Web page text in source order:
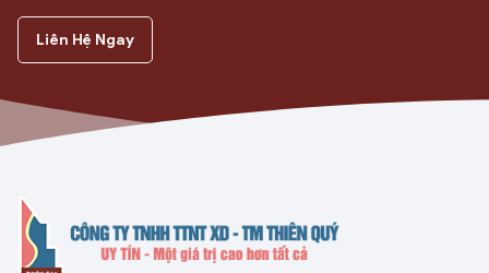
Liên Hệ Ngay